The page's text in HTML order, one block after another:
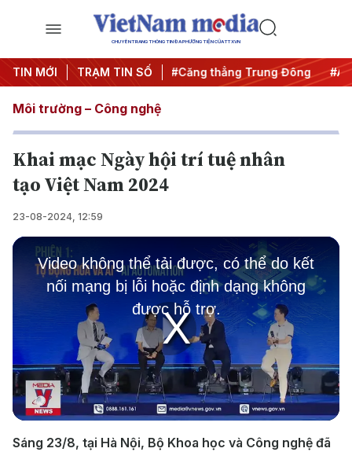
CHUYÊN TRANG THÔNG TIN ĐA PHƯƠNG TIỆN CỦA TTXVN
TIN MỚI TRẠM TIN SỐ
#Chống khai thác IUU #Căng thẳng Trung Đông #An
Môi trường – Công nghệ
Khai mạc Ngày hội trí tuệ nhân
tạo Việt Nam 2024
23-08-2024, 12:59
Play
Video
This
modal
window.
Video không thể tải được, có thể do kết
nối mạng bị lỗi hoặc định dạng không
được hỗ trợ.
Sáng 23/8, tại Hà Nội, Bộ Khoa học và Công nghệ đã